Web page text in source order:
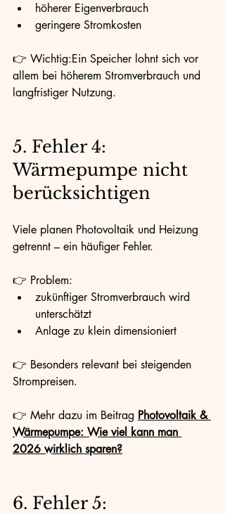
höherer Eigenverbrauch
geringere Stromkosten
👉 Wichtig:Ein Speicher lohnt sich vor
allem bei höherem Stromverbrauch und
langfristiger Nutzung.
5. Fehler 4:
Wärmepumpe nicht
berücksichtigen
Viele planen Photovoltaik und Heizung
getrennt – ein häufiger Fehler.
👉 Problem:
zukünftiger Stromverbrauch wird
unterschätzt
Anlage zu klein dimensioniert
👉 Besonders relevant bei steigenden
Strompreisen.
👉 Mehr dazu im Beitrag Photovoltaik &
Wärmepumpe: Wie viel kann man
2026 wirklich sparen?
6. Fehler 5: